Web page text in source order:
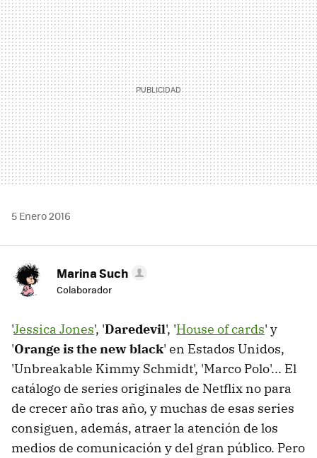
MAIL
5 Enero 2016
Marina Such
Colaborador
'Jessica Jones', 'Daredevil', 'House of cards' y
'Orange is the new black' en Estados Unidos,
'Unbreakable Kimmy Schmidt', 'Marco Polo'... El
catálogo de series originales de Netflix no para
de crecer año tras año, y muchas de esas series
consiguen, además, atraer la atención de los
medios de comunicación y del gran público. Pero